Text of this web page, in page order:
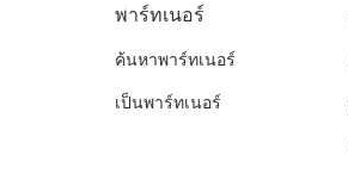
พาร์ทเนอร์
ค้นหาพาร์ทเนอร์
เป็นพาร์ทเนอร์